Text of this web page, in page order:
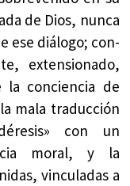
de Dios, nunca
ese diálogo; con-
extensionado,
la conciencia de
mala traducción
con un
moral, y la
vinculadas a